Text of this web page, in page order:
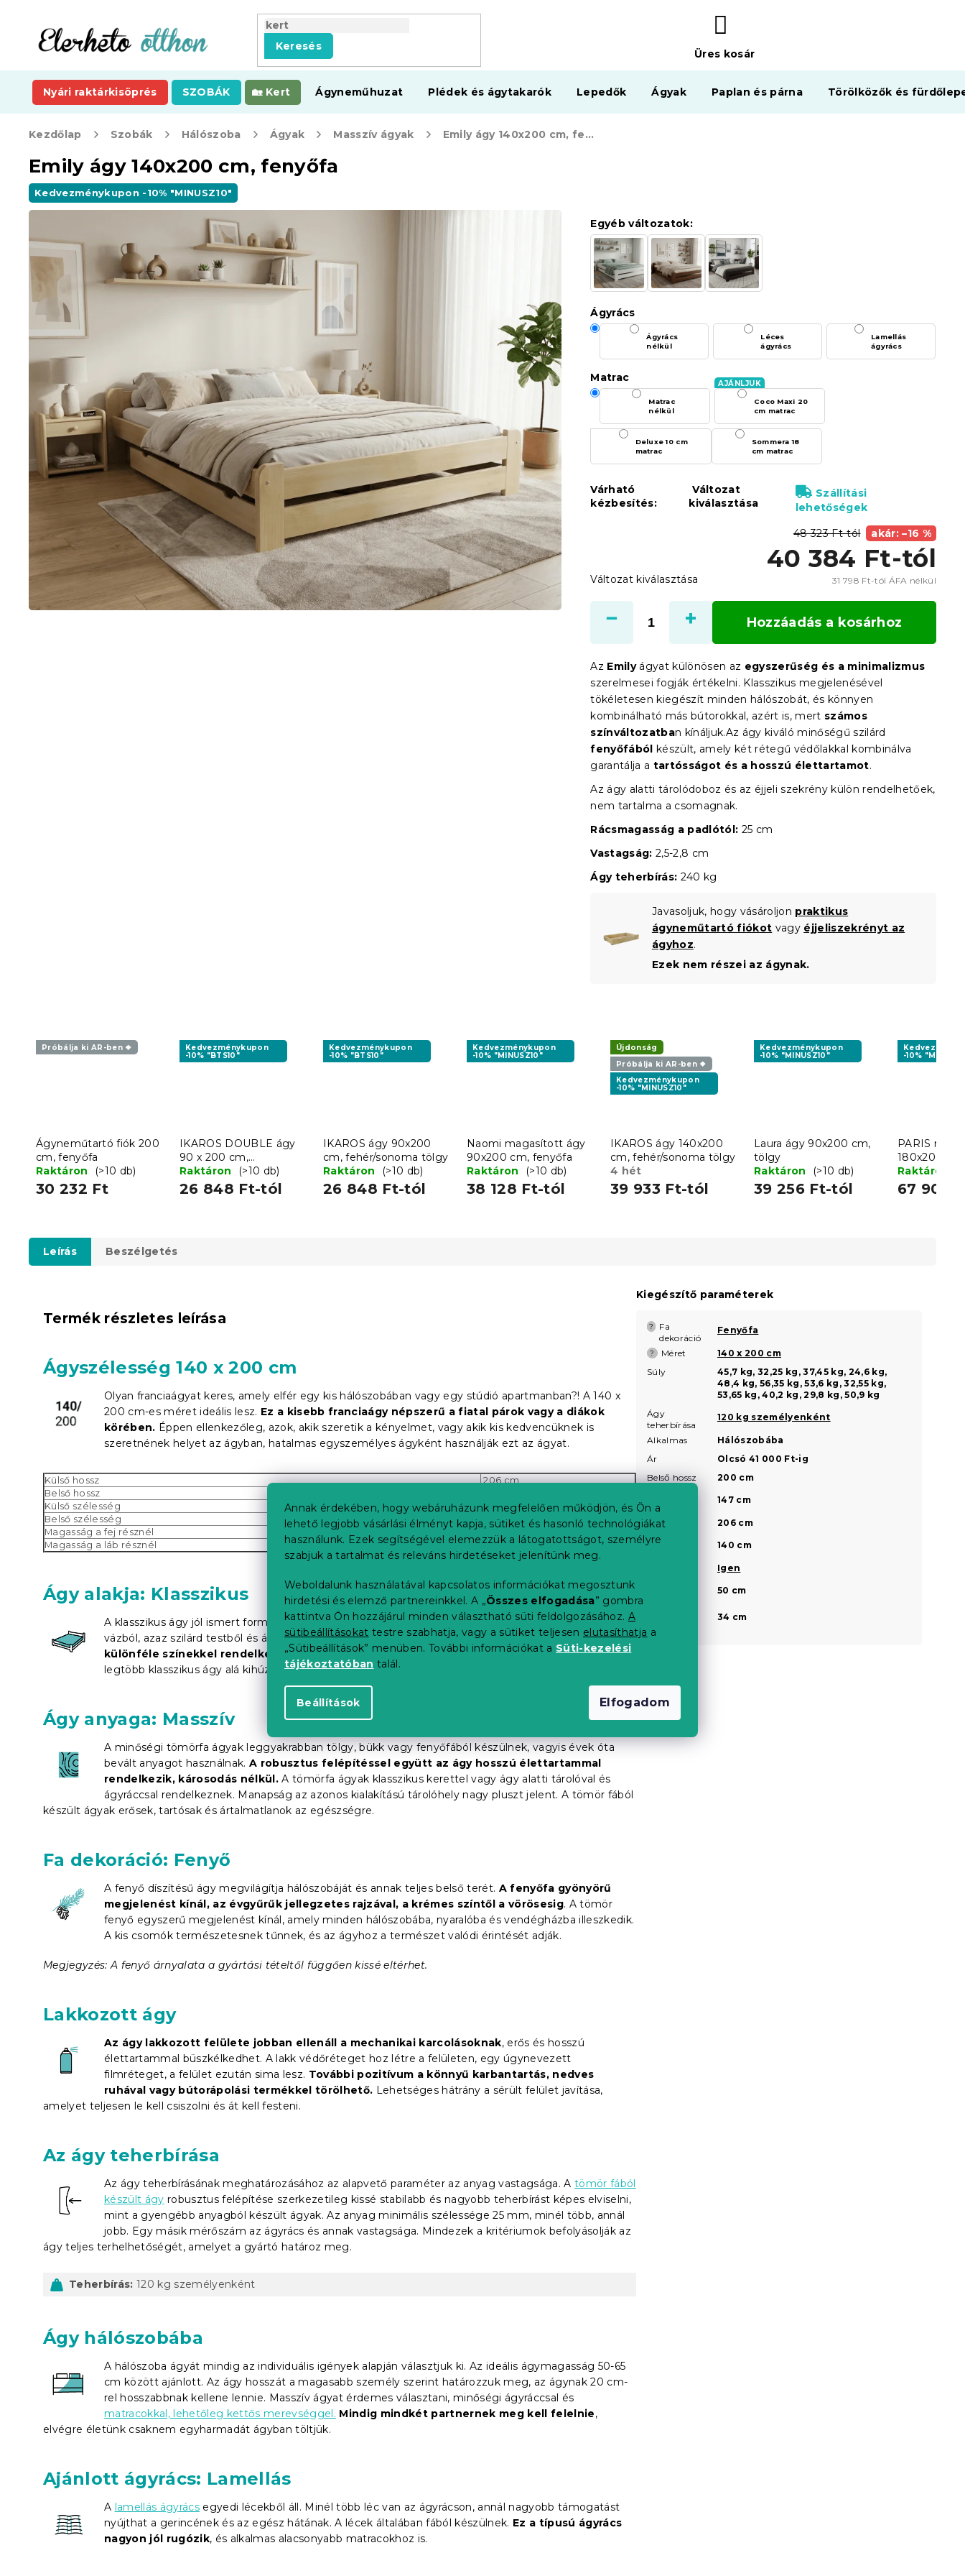
Annak érdekében, hogy webáruházunk megfelelően működjön, és Ön a
lehető legjobb vásárlási élményt kapja, sütiket és hasonló technológiákat
használunk. Ezek segítségével elemezzük a látogatottságot, személyre
szabjuk a tartalmat és releváns hirdetéseket jelenítünk meg.
Weboldalunk használatával kapcsolatos információkat megosztunk
hirdetési és elemző partnereinkkel. A „Összes elfogadása” gombra
kattintva Ön hozzájárul minden választható süti feldolgozásához. A
sütibeállításokat testre szabhatja, vagy a sütiket teljesen elutasíthatja a
„Sütibeállítások” menüben. További információkat a Süti-kezelési
tájékoztatóban talál.
Beállítások Elfogadom
tartalomhoz
Keresés
KOSÁR
Üres kosár
Nyári raktárkisöprés SZOBÁK Kert Ágyneműhuzat Plédek és ágytakarók Lepedők Ágyak Paplan és párna Törölközők és
Kezdőlap Szobák Hálószoba Ágyak Masszív ágyak Emily ágy 140x200 cm, fenyőfa
Emily ágy 140x200 cm, fenyőfa
Kedvezménykupon -10% "MINUSZ10"
48 323 Ft-tól akár: –16 %
40 384 Ft-tól
31 798 Ft-tól ÁFA nélkül
Változat kiválasztása
Egyéb változatok:
Ágyrács
Ágyrács
nélkül
Léces
ágyrács
Lamellás
ágyrács
Matrac
Matrac
nélkül
Coco Maxi 20
cm matrac
Deluxe 10 cm
matrac
Sommera 18
cm matrac
Várható
kézbesítés:
Változat
kiválasztása
Szállítási
lehetőségek
Hozzáadás a kosárhoz
Az Emilyágyat különösen az egyszerűség és a minimalizmus
szerelmesei fogják értékelni. Klasszikus megjelenésével
tökéletesen kiegészít minden hálószobát, és könnyen
kombinálható más bútorokkal, azért is, mert számos
színváltozatban kínáljuk.Az ágy kiváló minőségű szilárd
fenyőfából készült, amely két rétegű védőlakkal kombinálva
garantálja a tartósságot és a hosszú élettartamot.
Az ágy alatti tárolódoboz és az éjjeli szekrény külön rendelhetőek,
nem tartalma a csomagnak.
Rácsmagasság a padlótól: 25 cm
Vastagság: 2,5-2,8 cm
Ágy teherbírás: 240 kg
Javasoljuk, hogy vásároljon praktikus
ágyneműtartó fiókot vagy éjjeliszekrényt az
ágyhoz.
Ezek nem részei az ágynak.
Próbálja ki AR-ben ❖
Ágyneműtartó fiók 200
cm, fenyőfa
Raktáron
(>10 db)
30 232 Ft
Kedvezménykupon
-10% "BTS10"
IKAROS DOUBLE ágy
90 x 200 cm,
fehér/sonoma tölgy
Raktáron (>10 db)
26 848 Ft-tól
Kedvezménykupon
-10% "BTS10"
IKAROS ágy 90x200
cm, fehér/sonoma tölgy
Raktáron
(>10 db)
26 848 Ft-tól
Kedvezménykupon
-10% "MINUSZ10"
Naomi magasított ágy
90x200 cm, fenyőfa
Raktáron
(>10 db)
38 128 Ft-tól
Újdonság
Próbálja ki AR-ben ❖
Kedvezménykupon
-10% "MINUSZ10"
IKAROS ágy 140x200
cm, fehér/sonoma tölgy
4 hét
39 933 Ft-tól
Kedvezménykupon
-10% "MINUSZ10"
Laura ágy 90x200 cm,
tölgy
Raktáron
(>10 db)
39 256 Ft-tól
-10%
PARIS
180x200
Raktáron
67 909
Leírás Beszélgetés
Termék részletes leírása
Ágyszélesség 140 x 200 cm
Olyan franciaágyat keres, amely elfér egy kis hálószobában vagy egy stúdió apartmanban?! A 140 x
200 cm-es méret ideális lesz. Ez a kisebb franciaágy népszerű a fiatal párok vagy a diákok
körében. Éppen ellenkezőleg, azok, akik szeretik a kényelmet, vagy akik kis kedvencüknek is
szeretnének helyet az ágyban, hatalmas egyszemélyes ágyként használják ezt az ágyat.
Külső hossz
206 cm
Belső hossz
Külső szélesség
147 cm
Belső szélesség
140 cm
Magasság a fej résznél
50 cm
Magasság a láb résznél
34 cm
Ágy alakja: Klasszikus
A klasszikus ágy jól ismert formája egyedül és szilárdan áll a padlón. A klasszikus ágyak általában
vázból, azaz szilárd testből és ágyrácsból állnak, amelyre a matracot ráhelyezik.Érdekes dizájnnal és
különféle színekkel rendelkeznek. Hátránya lehet, hogy nincs tárhelye. Ne essen kétségbe. A
legtöbb klasszikus ágy alá kihúzhatótároló dobozvásárolható meg.
Ágy anyaga: Masszív
A minőségi tömörfa ágyak leggyakrabban tölgy, bükk vagy fenyőfából készülnek, vagyis évek óta
bevált anyagot használnak. A robusztus felépítéssel együtt az ágy hosszú élettartammal
rendelkezik, károsodás nélkül. A tömörfa ágyak klasszikus kerettel vagy ágy alatti tárolóval és
ágyráccsal rendelkeznek. Manapság az azonos kialakítású tárolóhely nagy pluszt jelent. A tömör fából
készült ágyak erősek, tartósak és ártalmatlanok az egészségre.
Fa dekoráció: Fenyő
A fenyő díszítésű ágy megvilágítja hálószobáját és annak teljes belső terét. A fenyőfa gyönyörű
megjelenést kínál, az évgyűrűk jellegzetes rajzával, a krémes színtől a vörösesig. A tömör
fenyő egyszerű megjelenést kínál, amely minden hálószobába, nyaralóba és vendégházba illeszkedik.
A kis csomók természetesnek tűnnek, és az ágyhoz a természet valódi érintését adják.
Megjegyzés: A fenyő árnyalata a gyártási tételtől függően kissé eltérhet.
Lakkozott ágy
Az ágy lakkozott felülete jobban ellenáll a mechanikai karcolásoknak, erős és hosszú
élettartammal büszkélkedhet. A lakk védőréteget hoz létre a felületen, egy úgynevezett
filmréteget, a felület ezután sima lesz. További pozitívum a könnyű karbantartás, nedves
ruhával vagy bútorápolási termékkel törölhető. Lehetséges hátrány a sérült felület javítása,
amelyet teljesen le kell csiszolni és át kell festeni.
Az ágy teherbírása
Az ágy teherbírásának meghatározásához az alapvető paraméter az anyag vastagsága. Atömör fából
készült ágy robusztus felépítése szerkezetileg kissé stabilabb és nagyobb teherbírást képes elviselni,
mint a gyengébb anyagból készült ágyak. Az anyag minimális szélessége 25 mm, minél több, annál
jobb. Egy másik mérőszám az ágyrács és annak vastagsága. Mindezek a kritériumok befolyásolják az
ágy teljes terhelhetőségét, amelyet a gyártó határoz meg.
Teherbírás: 120 kg személyenként
Ágy hálószobába
A hálószoba ágyát mindig az individuális igények alapján választjuk ki. Az ideális ágymagasság 50-65
cm között ajánlott. Az ágy hosszát a magasabb személy szerint határozzuk meg, az ágynak 20 cm-
rel hosszabbnak kellene lennie. Masszív ágyat érdemes választani, minőségi ágyráccsal és
matracokkal, lehetőleg kettős merevséggel. Mindig mindkét partnernek meg kell felelnie,
elvégre életünk csaknem egyharmadát ágyban töltjük.
Ajánlott ágyrács: Lamellás
A lamellás ágyrács egyedi lécekből áll. Minél több léc van az ágyrácson, annál nagyobb támogatást
nyújthat a gerincének és az egész hátának. A lécek általában fából készülnek. Ez a típusú ágyrács
nagyon jól rugózik, és alkalmas alacsonyabb matracokhoz is.
Kiegészítő paraméterek
?
Fa
dekoráció
Fenyőfa
? Méret
140 x 200 cm
Súly
45,7 kg, 32,25 kg, 37,45 kg, 24,6 kg,
48,4 kg, 56,35 kg, 53,6 kg, 32,55 kg,
53,65 kg, 40,2 kg, 29,8 kg, 50,9 kg
Ágy
teherbírása
120 kg személyenként
Alkalmas
Hálószobába
Ár
Olcsó 41 000 Ft-ig
Belső hossz
200 cm
szélesség
147 cm
Külső hossz
206 cm
Külső
140 cm
Igen
50 cm
34 cm